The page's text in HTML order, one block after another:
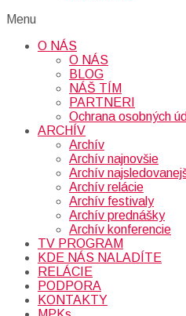
Menu
O NÁS
O NÁS
BLOG
NÁŠ TÍM
PARTNERI
Ochrana osobných
ARCHÍV
Archív
Archív najnovšie
Archív
Archív relácie
Archív festivaly
Archív prednášky
Archív konferencie
TV PROGRAM
KDE NÁS NALADÍTE
RELÁCIE
PODPORA
KONTAKTY